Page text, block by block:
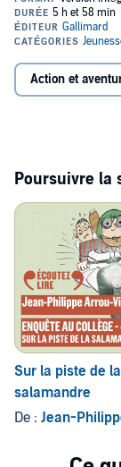
Action et
Poursuivre la
Sur la piste de la
salamandre
De : Jean-Philippe